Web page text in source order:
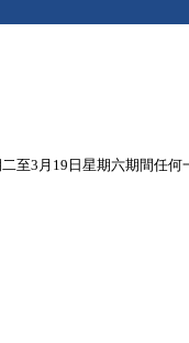
至3月19日星期六期間任